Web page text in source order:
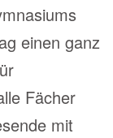
einen ganz
Fächer
mit